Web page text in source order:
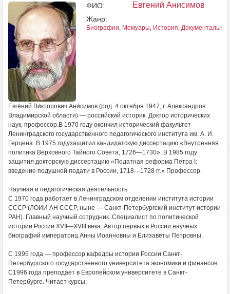
ФИО: Евгений Анисимов
Жанр:
Биографии, Мемуары, История,
Евге́ний Ви́кторович Ани́симов (род. 4 октября 1947, г. Александров
Владимирской области) — российский историк. Доктор исторических
наук, профессор.В 1970 году окончил исторический факультет
Ленинградского государственного педагогического института им. А. И.
Герцена. В 1975 годузащитил кандидатскую диссертацию «Внутренняя
политика Верховного Тайного Совета, 1726—1730». В 1985 году
защитил докторскую диссертацию «Податная реформа Петра I:
введение подушной подати в России, 1718—1728 гг.» Профессор.
Научная и педагогическая деятельность
С 1970 года работает в Ленинградском отделении института истории
СССР (ЛОИИ АН СССР, ныне — Санкт-Петербургский институт истории
РАН). Главный научный сотрудник. Специалист по политической
истории России XVII—XVIII века. Автор первых в России научных
биографий императриц Анны Иоанновны и Елизаветы Петровны.
С 1995 года — профессор кафедры истории России Санкт-
Петербургского государственного университета экономики и финансов.
С1996 года преподает в Европейском университете в Санкт-
Петербурге. Читает курсы: